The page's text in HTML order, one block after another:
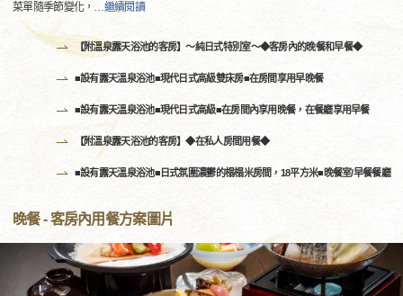
菜單隨季節變化， …繼續閱讀
【附溫泉露天浴池的客房】〜純日式特別室〜◆客房內的晚餐和早餐◆
■設有露天溫泉浴池■現代日式高級雙床房■在房間享用早晚餐
■設有露天溫泉浴池■現代日式高級■在房間內享用晚餐，在餐廳享用早餐
【附溫泉露天浴池的客房】◆在私人房間用餐◆
■設有露天溫泉浴池■日式氛圍濃鬱的榻榻米房間，18平方米■晚餐室/早餐餐廳
晚餐 - 客房內用餐方案圖片